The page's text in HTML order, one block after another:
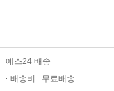
예스24 배송
배송비 : 무료배송